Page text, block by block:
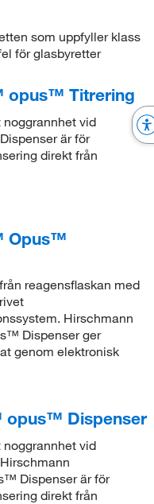
som uppfyller klass
för glasbyretter
opus™ Titrering
vid
är för
direkt från
Opus™
reagensflaskan med
Hirschmann
Dispenser ger
genom elektronisk
opus™ Dispenser
vid
Dispenser är för
direkt från